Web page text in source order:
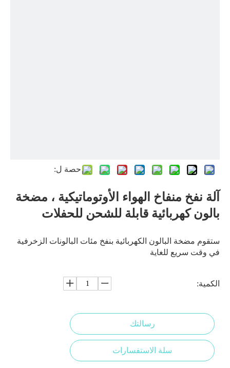
حصة ل:
آلة نفخ منفاخ الهواء الأوتوماتيكية ، مضخة
بالون كهربائية قابلة للشحن للحفلات
ستقوم مضخة البالون الكهربائية بنفخ مئات البالونات الزخرفية
في وقت سريع للغاية
الكمية:
رسالتك
سلة الاستفسارات